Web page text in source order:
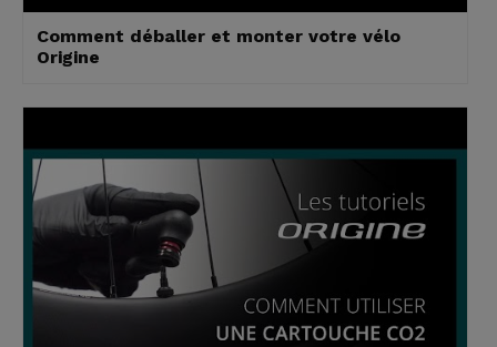
Comment déballer et monter votre vélo
Origine